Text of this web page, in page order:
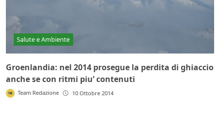
Salute e Ambiente
Groenlandia: nel 2014 prosegue la perdita di ghiaccio
anche se con ritmi piu’ contenuti
Team Redazione 10 Ottobre 2014